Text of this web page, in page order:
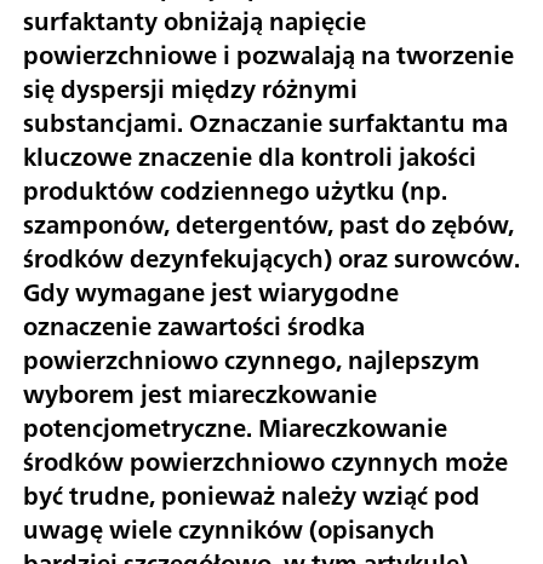
surfaktanty obniżają napięcie
powierzchniowe i pozwalają na tworzenie
się dyspersji między różnymi
substancjami. Oznaczanie surfaktantu ma
kluczowe znaczenie dla kontroli jakości
produktów codziennego użytku (np.
szamponów, detergentów, past do zębów,
środków dezynfekujących) oraz surowców.
Gdy wymagane jest wiarygodne
oznaczenie zawartości środka
powierzchniowo czynnego, najlepszym
wyborem jest miareczkowanie
potencjometryczne. Miareczkowanie
środków powierzchniowo czynnych może
być trudne, ponieważ należy wziąć pod
uwagę wiele czynników (opisanych